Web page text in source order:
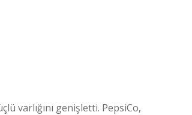
varlığını genişletti. PepsiCo,